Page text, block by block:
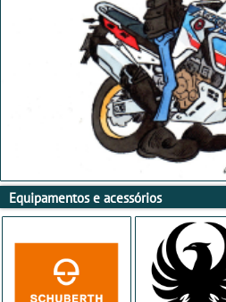
Equipamentos e acessórios